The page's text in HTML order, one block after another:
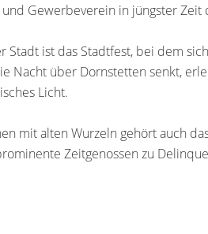
Gewerbeverein in jüngster
Stadt ist das Stadtfest, bei dem
Nacht über Dornstetten senkt,
Licht.
mit alten Wurzeln gehört auch
Zeitgenossen zu